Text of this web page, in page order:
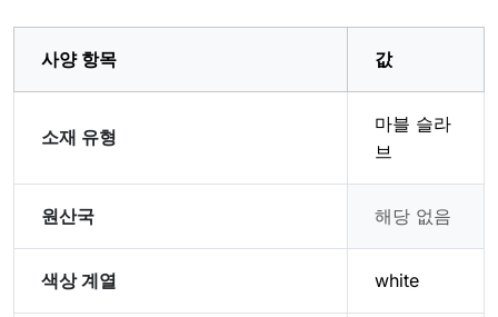
사양 항목 값
소재 유형
마블 슬라
브
원산국 해당 없음
색상 계열 white